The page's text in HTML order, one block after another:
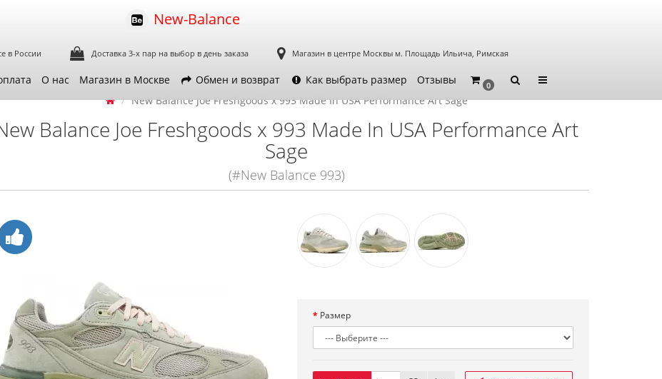
New-Balance
в России Доставка 3-х пар на выбор в день заказа Магазин в центре Москвы м. Площадь Ильича, Римская
О нас Магазин в Москве Обмен и возврат Как выбрать размер Отзывы 0
New Balance Joe Freshgoods x 993 Made In USA Performance Art Sage
Balance Joe Freshgoods x 993 Made In USA Performance Art
Sage
(#New Balance 993)
Размер